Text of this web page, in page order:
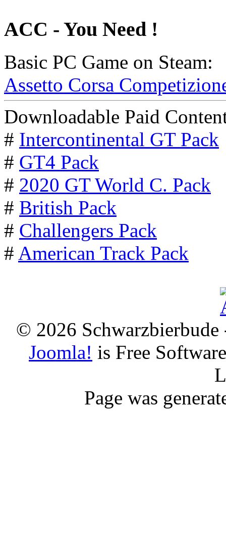
ACC - You Need !
Basic PC Game on Steam:
Assetto Corsa
Downloadable Paid
# Intercontinental GT Pack
# GT4 Pack
# 2020 GT World C. Pack
# British Pack
# Challengers Pack
# American Track Pack
© 2026
Joomla! is Free
Page was